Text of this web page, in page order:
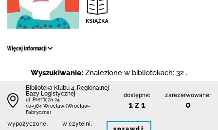
Więcej informacji
Wyszukiwanie: Znalezione w bibliotekach: 32 .
Biblioteka Klubu 4. Regionalnej
Bazy Logistycznej
ul. Pretficza 24
50-984 Wrocław (Wrocław-
Fabryczna)
dostępne:
1 z 1
zarezerwowane:
0
wypożyczone: w czytelni: